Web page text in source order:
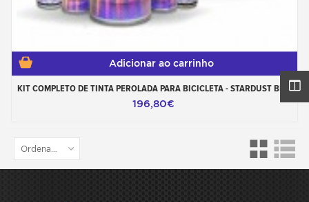
Adicionar ao carrinho
KIT COMPLETO DE TINTA PEROLADA PARA BICICLETA - STARDUST BIKE
196,80€
Ordenar por